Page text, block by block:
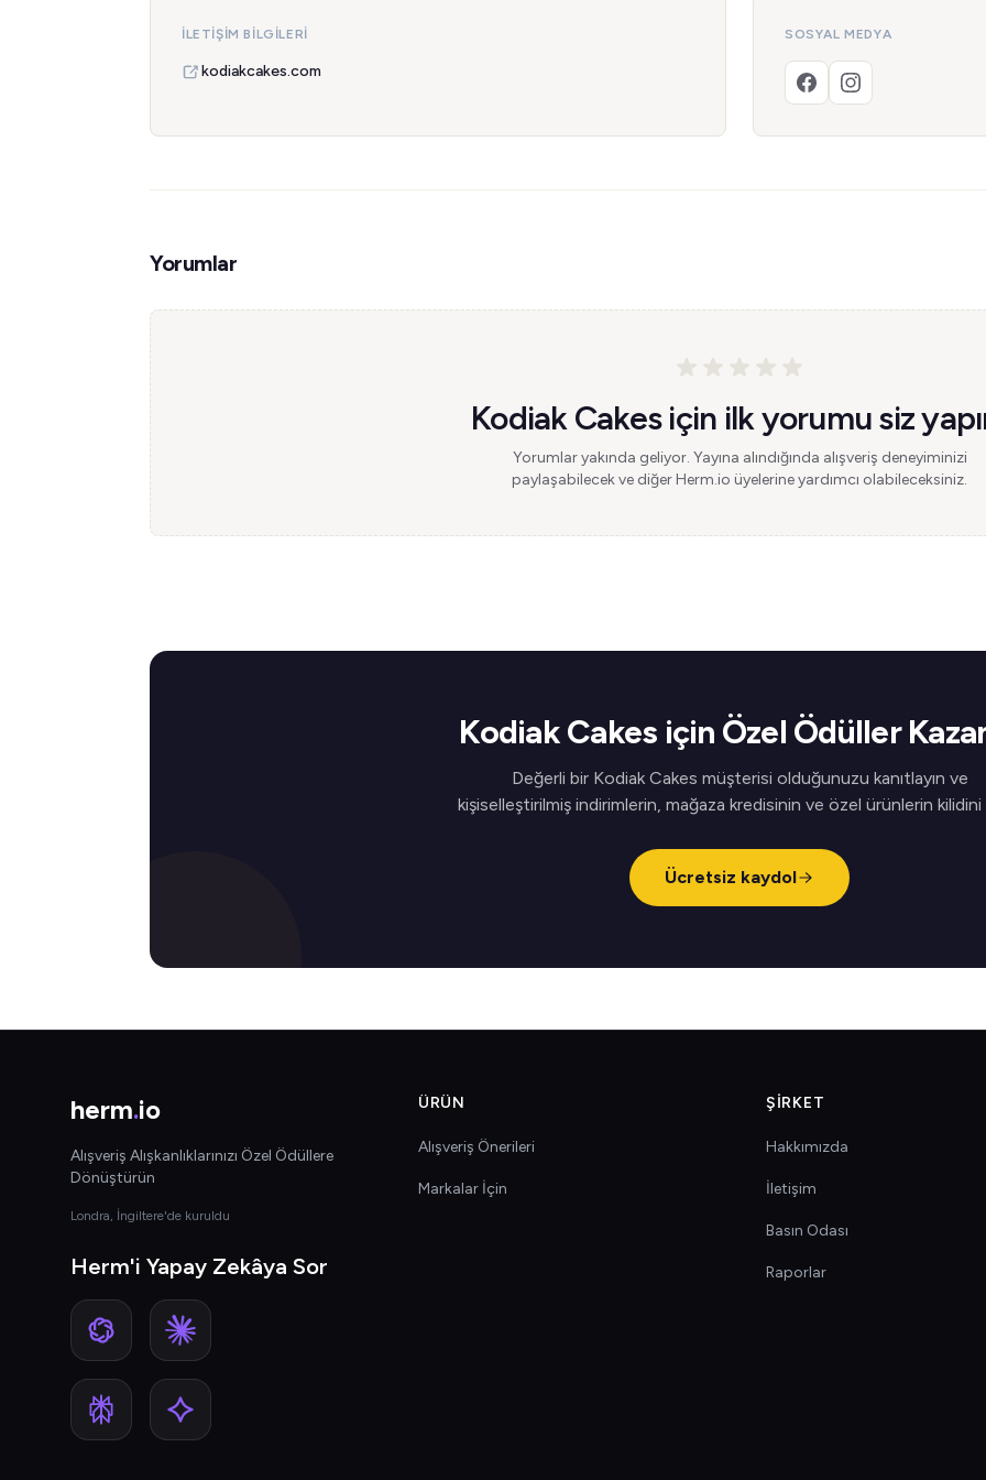
İLETIŞIM BILGILERI
kodiakcakes.com
SOSYAL MEDYA
Yorumlar
Kodiak Cakes için ilk yorumu siz
Yorumlar yakında geliyor. Yayına alındığında alışveriş deneyiminizi
paylaşabilecek ve diğer Herm.io üyelerine yardımcı olabileceksiniz.
Kodiak Cakes için Özel Ödüller
Değerli bir Kodiak Cakes müşterisi olduğunuzu kanıtlayın ve
kişiselleştirilmiş indirimlerin, mağaza kredisinin ve özel ürünlerin kilidini
Ücretsiz kaydol
herm.io
Alışveriş Alışkanlıklarınızı Özel Ödüllere
Dönüştürün
Londra, İngiltere'de kuruldu
Herm'i Yapay Zekâya Sor
ÜRÜN
Alışveriş Önerileri
Markalar İçin
ŞIRKET
Hakkımızda
İletişim
Basın Odası
Raporlar